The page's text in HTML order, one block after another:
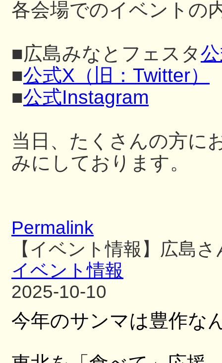
各会場でのイベントの
■広島みなとフェスタ
■公式X（旧：Twitter）
■公式Instagram
当日、たくさんの方に
みにしております。
Permalink
【イベント情報】広島
イベント情報
2025-10-10
今年のサンマは豊作な